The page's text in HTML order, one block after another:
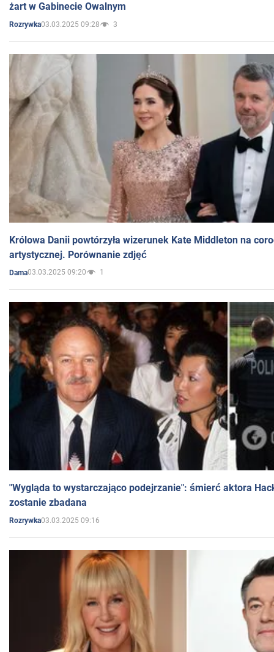
żart w Gabinecie Owalnym
Rozrywka03.03.2025 09:28 3
Królowa Danii powtórzyła wizerunek Kate Middleton na
artystycznej. Porównanie zdjęć
Dama03.03.2025 09:20 1
"Wygląda to wystarczająco podejrzanie": śmierć aktora
zostanie zbadana
Rozrywka03.03.2025 09:16